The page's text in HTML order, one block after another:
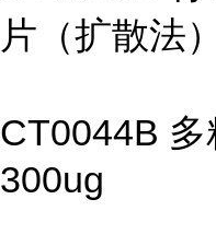
片（扩散法
CT0044B
300ug